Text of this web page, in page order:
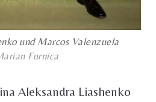
und Marcos Valenzuela
Furnica
Aleksandra Liashenko